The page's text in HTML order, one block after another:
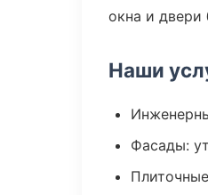
окна и двери
Наши
Фасады: